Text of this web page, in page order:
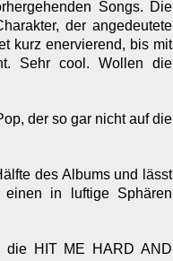
Songs. Die
der angedeutete
kurz enervierend, bis mit
Sehr cool. Wollen die
der so gar nicht auf die
des Albums und lässt
in luftige Sphären
die HIT ME HARD AND